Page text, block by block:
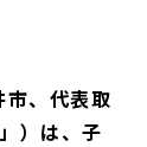
、代表取
）は、子